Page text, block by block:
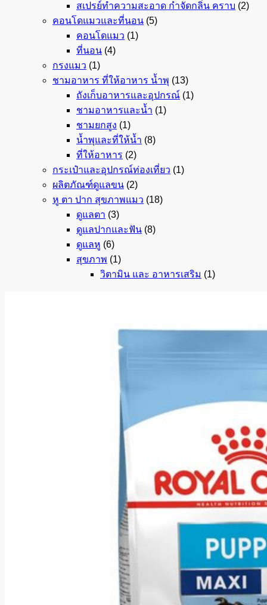
สเปรย์ทำความสะอาด กำจัดกลิ่น คราบ (2)
คอนโดแมวและที่นอน (5)
คอนโดแมว (1)
ที่นอน (4)
กรงแมว (1)
ชามอาหาร ที่ให้อาหาร น้ำพุ (13)
ถังเก็บอาหารและอุปกรณ์ (1)
ชามอาหารและน้ำ (1)
ชามยกสูง (1)
น้ำพุและที่ให้น้ำ (8)
ที่ให้อาหาร (2)
กระเป๋าและอุปกรณ์ท่องเที่ยว (1)
ผลิตภัณฑ์ดูแลขน (2)
หู ตา ปาก สุขภาพแมว (18)
ดูแลตา (3)
ดูแลปากและฟัน (8)
ดูแลหู (6)
สุขภาพ (1)
วิตามิน และ อาหารเสริม (1)